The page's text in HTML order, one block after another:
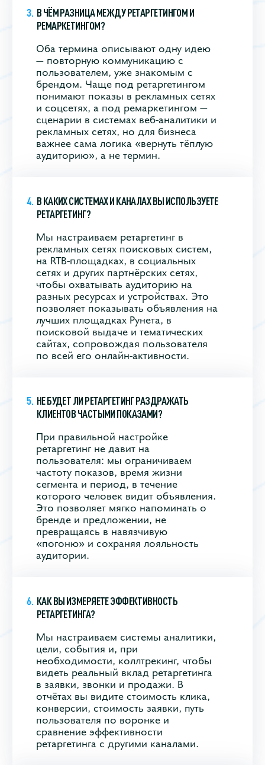
В ЧЁМ РАЗНИЦА МЕЖДУ РЕТАРГЕТИНГОМ И
РЕМАРКЕТИНГОМ?
Оба термина описывают одну идею
— повторную коммуникацию с
пользователем, уже знакомым с
брендом. Чаще под ретаргетингом
понимают показы в рекламных сетях
и соцсетях, а под ремаркетингом —
сценарии в системах веб‑аналитики и
рекламных сетях, но для бизнеса
важнее сама логика «вернуть тёплую
аудиторию», а не термин.
В КАКИХ СИСТЕМАХ И КАНАЛАХ ВЫ ИСПОЛЬЗУЕТЕ
РЕТАРГЕТИНГ?
Мы настраиваем ретаргетинг в
рекламных сетях поисковых систем,
на RTB‑площадках, в социальных
сетях и других партнёрских сетях,
чтобы охватывать аудиторию на
разных ресурсах и устройствах. Это
позволяет показывать объявления на
лучших площадках Рунета, в
поисковой выдаче и тематических
сайтах, сопровождая пользователя
по всей его онлайн‑активности.
НЕ БУДЕТ ЛИ РЕТАРГЕТИНГ РАЗДРАЖАТЬ
КЛИЕНТОВ ЧАСТЫМИ ПОКАЗАМИ?
При правильной настройке
ретаргетинг не давит на
пользователя: мы ограничиваем
частоту показов, время жизни
сегмента и период, в течение
которого человек видит объявления.
Это позволяет мягко напоминать о
бренде и предложении, не
превращаясь в навязчивую
«погоню» и сохраняя лояльность
аудитории.
КАК ВЫ ИЗМЕРЯЕТЕ ЭФФЕКТИВНОСТЬ
РЕТАРГЕТИНГА?
Мы настраиваем системы аналитики,
цели, события и, при
необходимости, коллтрекинг, чтобы
видеть реальный вклад ретаргетинга
в заявки, звонки и продажи. В
отчётах вы видите стоимость клика,
конверсии, стоимость заявки, путь
пользователя по воронке и
сравнение эффективности
ретаргетинга с другими каналами.